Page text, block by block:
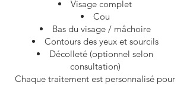
Visage complet
Cou
Bas du visage / mâchoire
Contours des yeux et sourcils
Décolleté (optionnel selon
consultation)
Chaque traitement est personnalisé pour